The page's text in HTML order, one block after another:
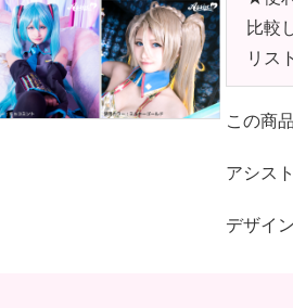
比較
リス
この商
アシス
デザイ